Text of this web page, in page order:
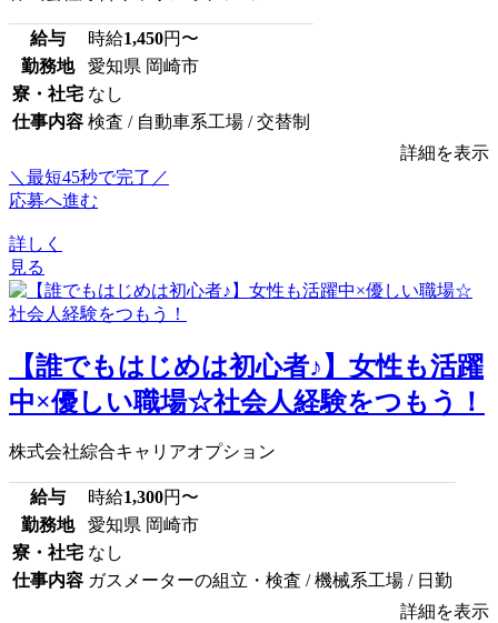
給与 時給1,450円〜
勤務地
愛知県 岡崎市
寮・社宅 なし
仕事内容 検査 / 自動車系工場 / 交替制
詳細を表示
＼最短45秒で完了／
応募へ進む
詳しく
見る
【誰でもはじめは初心者♪】女性も活躍
中×優しい職場☆社会人経験をつもう！
株式会社綜合キャリアオプション
給与 時給1,300円〜
勤務地
愛知県 岡崎市
寮・社宅 なし
仕事内容 ガスメーターの組立・検査 / 機械系工場 / 日勤
詳細を表示